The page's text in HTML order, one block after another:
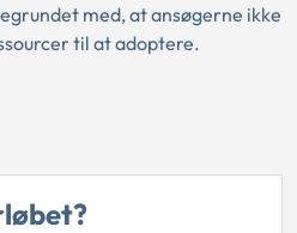
med, at ansøgerne ikke
til at adoptere.